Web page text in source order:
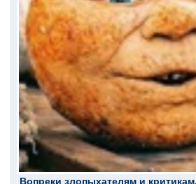
Вопреки злопыхателям и